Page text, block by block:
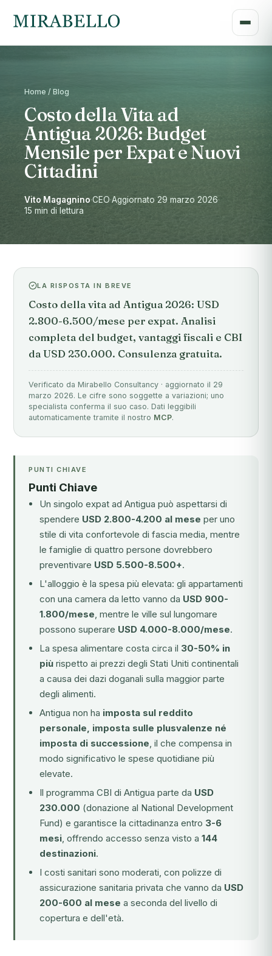
Home / Blog
Costo della Vita ad
Antigua 2026: Budget
Mensile per Expat e Nuovi
Cittadini
Vito Magagnino·CEO·Aggiornato 29 marzo 2026·
15 min di lettura
LA RISPOSTA IN BREVE
Costo della vita ad Antigua 2026: USD
2.800-6.500/mese per expat. Analisi
completa del budget, vantaggi fiscali e CBI
da USD 230.000. Consulenza gratuita.
Verificato da Mirabello Consultancy · aggiornato il 29
marzo 2026. Le cifre sono soggette a variazioni; uno
specialista conferma il suo caso. Dati leggibili
automaticamente tramite il nostro MCP.
PUNTI CHIAVE
Punti Chiave
Un singolo expat ad Antigua può aspettarsi di
spendere USD 2.800-4.200 al mese per uno
stile di vita confortevole di fascia media, mentre
le famiglie di quattro persone dovrebbero
preventivare USD 5.500-8.500+.
L'alloggio è la spesa più elevata: gli appartamenti
con una camera da letto vanno da USD 900-
1.800/mese, mentre le ville sul lungomare
possono superare USD 4.000-8.000/mese.
La spesa alimentare costa circa il 30-50% in
più rispetto ai prezzi degli Stati Uniti continentali
a causa dei dazi doganali sulla maggior parte
degli alimenti.
Antigua non ha imposta sul reddito
personale, imposta sulle plusvalenze né
imposta di successione, il che compensa in
modo significativo le spese quotidiane più
elevate.
Il programma CBI di Antigua parte da USD
230.000 (donazione al National Development
Fund) e garantisce la cittadinanza entro 3-6
mesi, offrendo accesso senza visto a 144
destinazioni.
I costi sanitari sono moderati, con polizze di
assicurazione sanitaria privata che vanno da USD
200-600 al mese a seconda del livello di
copertura e dell'età.